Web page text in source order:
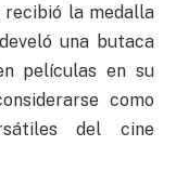
recibió la medalla
una butaca
películas en su
como
del cine